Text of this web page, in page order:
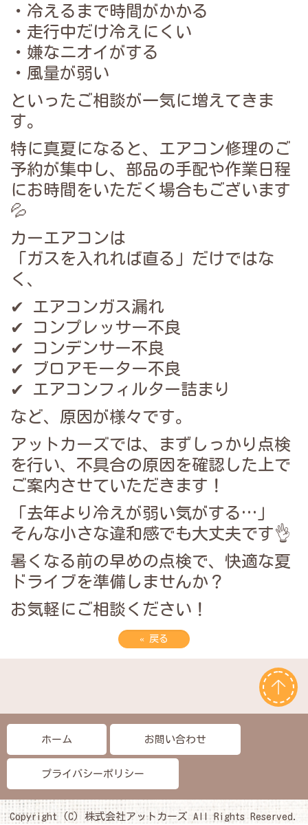
・冷えるまで時間がかかる
・走行中だけ冷えにくい
・嫌なニオイがする
・風量が弱い
といったご相談が一気に増えてきま
す。
特に真夏になると、エアコン修理のご
予約が集中し、部品の手配や作業日程
にお時間をいただく場合もございます
💦
カーエアコンは
「ガスを入れれば直る」だけではな
く、
✔ エアコンガス漏れ
✔ コンプレッサー不良
✔ コンデンサー不良
✔ ブロアモーター不良
✔ エアコンフィルター詰まり
など、原因が様々です。
アットカーズでは、まずしっかり点検
を行い、不具合の原因を確認した上で
ご案内させていただきます！
「去年より冷えが弱い気がする…」
そんな小さな違和感でも大丈夫です👌
暑くなる前の早めの点検で、快適な夏
ドライブを準備しませんか？
お気軽にご相談ください！
« 戻る
ホーム お問い合わせ
プライバシーポリシー
Copyright (C) 株式会社アットカーズ All Rights Reserved.